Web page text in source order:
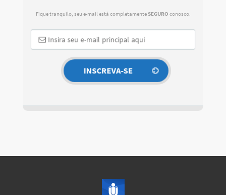
Fique tranquilo, seu e-mail está completamente SEGURO conosco.